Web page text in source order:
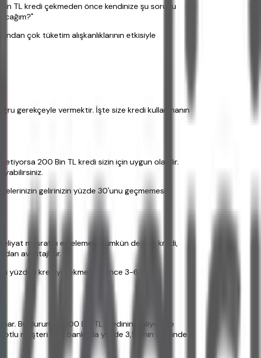
TL kredi çekmeden önce kendinize şu soruyu
çok tüketim alışkanlıklarının etkisiyle
gerekçeyle vermektir. İşte size kredi kullanmanın
200 Bin TL kredi sizin için uygun olabilir.
gelirinizin yüzde 30'unu geçmemesini
masrafını ertelemek mümkün değilse kredi,
avantajlıdır.
yüzden krediyi çekmeden önce 3-6 aylık
Bu durumda 200 Bin TL kredinin maliyeti de
müşteri aynı bankada yüzde 3,50'nin üzerinde